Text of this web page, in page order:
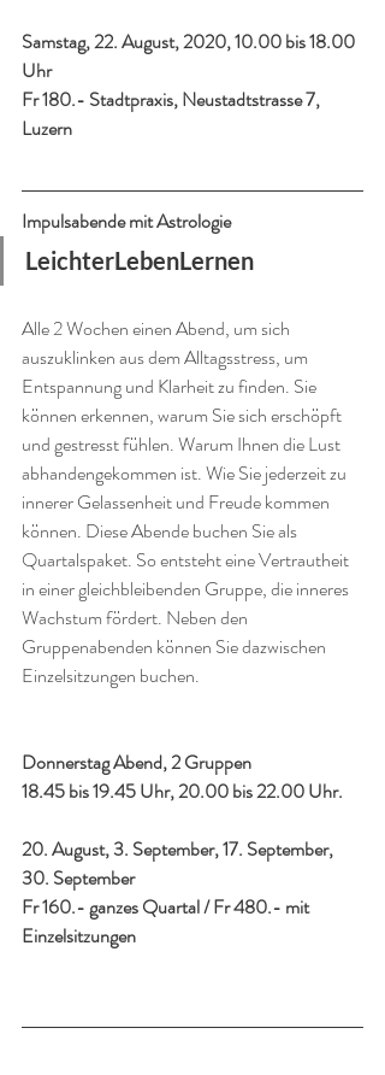
Samstag, 22. August, 2020, 10.00 bis 18.00
Uhr
Fr 180.- Stadtpraxis, Neustadtstrasse 7,
Luzern
Impulsabende mit Astrologie
LeichterLebenLernen
Alle 2 Wochen einen Abend, um sich
auszuklinken aus dem Alltagsstress, um
Entspannung und Klarheit zu finden. Sie
können erkennen, warum Sie sich erschöpft
und gestresst fühlen. Warum Ihnen die Lust
abhandengekommen ist. Wie Sie jederzeit zu
innerer Gelassenheit und Freude kommen
können. Diese Abende buchen Sie als
Quartalspaket. So entsteht eine Vertrautheit
in einer gleichbleibenden Gruppe, die inneres
Wachstum fördert. Neben den
Gruppenabenden können Sie dazwischen
Einzelsitzungen buchen.
Donnerstag Abend, 2 Gruppen
18.45 bis 19.45 Uhr, 20.00 bis 22.00 Uhr.
20. August, 3. September, 17. September,
30. September
Fr 160.- ganzes Quartal / Fr 480.- mit
Einzelsitzungen